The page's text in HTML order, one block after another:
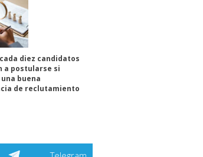
diez candidatos
a postularse si
buena
de reclutamiento